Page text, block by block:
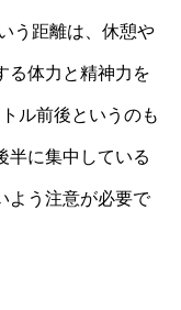
う距離は、休憩や
る体力と精神力を
ル前後というのも
半に集中している
よう注意が必要で